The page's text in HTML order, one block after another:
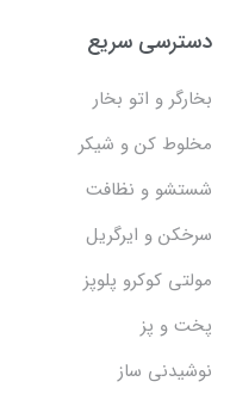
دسترسی سریع
بخارگر و اتو بخار
مخلوط کن و شیکر
شستشو و نظافت
سرخکن و ایرگریل
مولتی کوکرو پلوپز
پخت و پز
نوشیدنی ساز